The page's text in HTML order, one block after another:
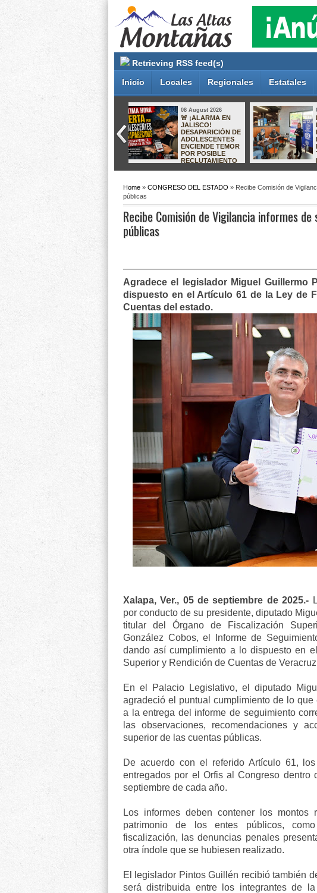
Retrieving RSS feed(s)
Inicio Locales Regionales Estatales
IXTACZOQUITLÁN
EMPRESARIAL
08 August 2026
ARRANCA
REHABILITACIÓN
DE CALLES EN LA
UNIDAD
HABITACIONAL
POTRERILLO 3
Home » CONGRESO DEL ESTADO » Recibe Comisión de
públicas
Recibe Comisión de Vigilancia informes
públicas
Agradece el legislador Miguel Guillermo
dispuesto en el Artículo 61 de la Ley de
Cuentas del estado.
Xalapa, Ver., 05 de septiembre de 2025.-
por conducto de su presidente, diputado
titular del Órgano de Fiscalización
González Cobos, el Informe de
dando así cumplimiento a lo dispuesto en
Superior y Rendición de Cuentas de
En el Palacio Legislativo, el diputado
agradeció el puntual cumplimiento de lo
a la entrega del informe de seguimiento
las observaciones, recomendaciones y
superior de las cuentas públicas.
De acuerdo con el referido Artículo 61,
entregados por el Orfis al Congreso
septiembre de cada año.
Los informes deben contener los
patrimonio de los entes públicos,
fiscalización, las denuncias penales
otra índole que se hubiesen realizado.
El legislador Pintos Guillén recibió también
será distribuida entre los integrantes de